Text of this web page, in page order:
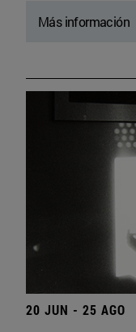
Más información
20 JUN - 25 AGO